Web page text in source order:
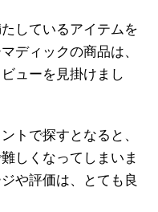
しているアイテムを
ディックの商品は、
ューを見掛けまし
トで探すとなると、
しくなってしまいま
や評価は、とても良